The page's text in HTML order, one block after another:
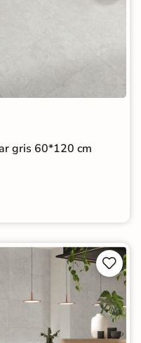
gris 60*120 cm

